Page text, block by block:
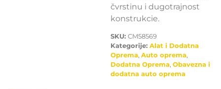
čvrstinu i dugotrajnost
konstrukcie.
SKU: CM58569
Kategorije: Alat i Dodatna
Oprema, Auto oprema,
Dodatna Oprema, Obavezna i
dodatna auto oprema